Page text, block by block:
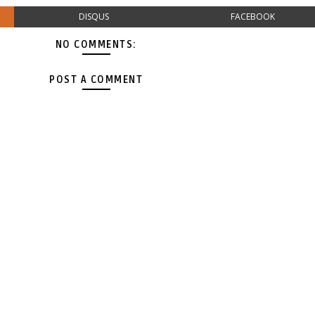
DISQUS FACEBOOK
NO COMMENTS:
POST A COMMENT